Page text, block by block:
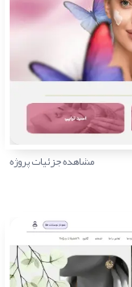
مشاهده جزئیات پروژه